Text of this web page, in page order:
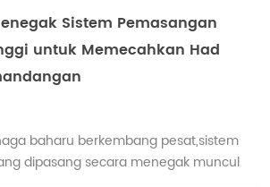
Sistem Pemasangan
untuk Memecahkan Had
baharu berkembang pesat,sistem
dipasang secara menegak muncul